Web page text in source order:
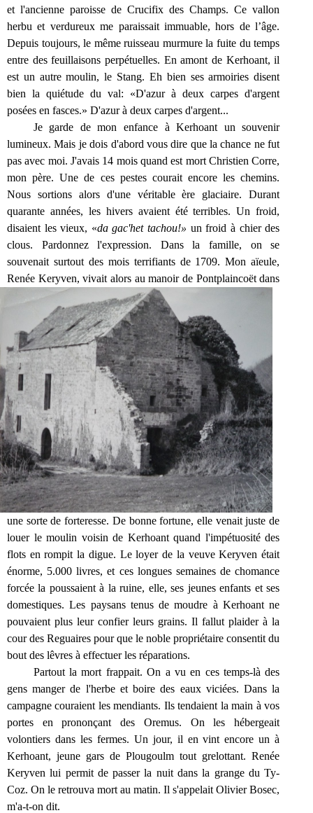
et l'ancienne paroisse de Crucifix des Champs. Ce vallon
herbu et verdureux me paraissait immuable, hors de l’âge.
Depuis toujours, le même ruisseau murmure la fuite du temps
entre des feuillaisons perpétuelles. En amont de Kerhoant, il
est un autre moulin, le Stang. Eh bien ses armoiries disent
bien la quiétude du val: «D'azur à deux carpes d'argent
posées en fasces.» D'azur à deux carpes d'argent...
Je garde de mon enfance à Kerhoant un souvenir
lumineux. Mais je dois d'abord vous dire que la chance ne fut
pas avec moi. J'avais 14 mois quand est mort Christien Corre,
mon père. Une de ces pestes courait encore les chemins.
Nous sortions alors d'une véritable ère glaciaire. Durant
quarante années, les hivers avaient été terribles. Un froid,
disaient les vieux, «da gac'het tachou!» un froid à chier des
clous. Pardonnez l'expression. Dans la famille, on se
souvenait surtout des mois terrifiants de 1709. Mon aïeule,
Renée Keryven, vivait alors au manoir de Pontplaincoët dans
une sorte de forteresse. De bonne fortune, elle venait juste de
louer le moulin voisin de Kerhoant quand l'impétuosité des
flots en rompit la digue. Le loyer de la veuve Keryven était
énorme, 5.000 livres, et ces longues semaines de chomance
forcée la poussaient à la ruine, elle, ses jeunes enfants et ses
domestiques. Les paysans tenus de moudre à Kerhoant ne
pouvaient plus leur confier leurs grains. Il fallut plaider à la
cour des Reguaires pour que le noble propriétaire consentit du
bout des lêvres à effectuer les réparations.
Partout la mort frappait. On a vu en ces temps-là des
gens manger de l'herbe et boire des eaux viciées. Dans la
campagne couraient les mendiants. Ils tendaient la main à vos
portes en prononçant des Oremus. On les hébergeait
volontiers dans les fermes. Un jour, il en vint encore un à
Kerhoant, jeune gars de Plougoulm tout grelottant. Renée
Keryven lui permit de passer la nuit dans la grange du Ty-
Coz. On le retrouva mort au matin. Il s'appelait Olivier Bosec,
m'a-t-on dit.